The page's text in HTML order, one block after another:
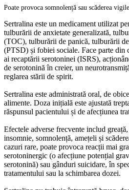
Poate provoca somnolență sau scăderea
Sertralina este un medicament utilizat
tulburării de anxietate generalizată,
(TOC), tulburării de panică, tulburării
(PTSD) și fobiei sociale. Face parte din
ai recaptării serotoninei (ISRS),
de serotonină în creier, un
reglarea stării de spirit.
Sertralina este administrată oral, de
alimente. Doza inițială este ajustată
răspunsul pacientului și de afecțiunea
Efectele adverse frecvente includ
insomnie, somnolență, amețeli și
cazuri rare, poate provoca reacții mai
serotoninergic (o afecțiune potențial
serotonină) sau gânduri suicidare, în
tratamentului sau la schimbarea dozei.